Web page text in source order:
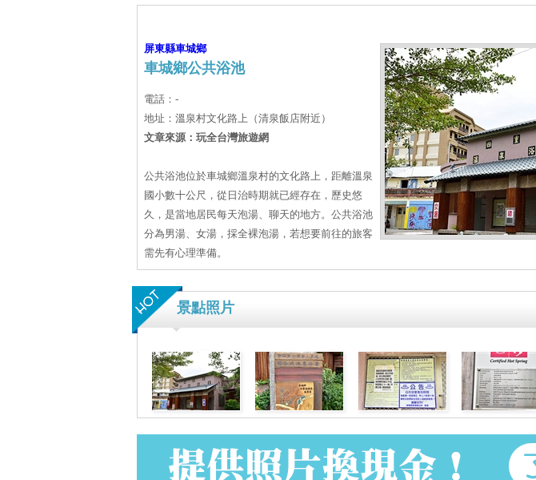
屏東縣車城鄉
車城鄉公共浴池
電話：-
地址：溫泉村文化路上（清泉飯店附近）
文章來源：玩全台灣旅遊網
公共浴池位於車城鄉溫泉村的文化路上，距離溫泉
國小數十公尺，從日治時期就已經存在，歷史悠
久，是當地居民每天泡湯、聊天的地方。公共浴池
分為男湯、女湯，採全裸泡湯，若想要前往的旅客
需先有心理準備。
景點照片